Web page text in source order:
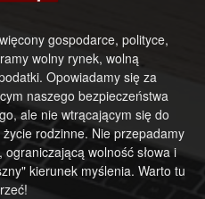
gospodarce, polityce,
wolny rynek, wolną
Opowiadamy się za
naszego bezpieczeństwa
ale nie wtrącającym się do
rodzinne. Nie przepadamy
wolność słowa i
kierunek myślenia. Warto tu